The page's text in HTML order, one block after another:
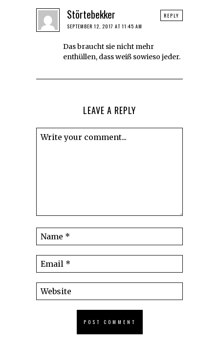
Störtebekker
SEPTEMBER 12, 2017 AT 11:45 AM
Das braucht sie nicht mehr
enthüllen, dass weiß sowieso jeder.
REPLY
LEAVE A REPLY